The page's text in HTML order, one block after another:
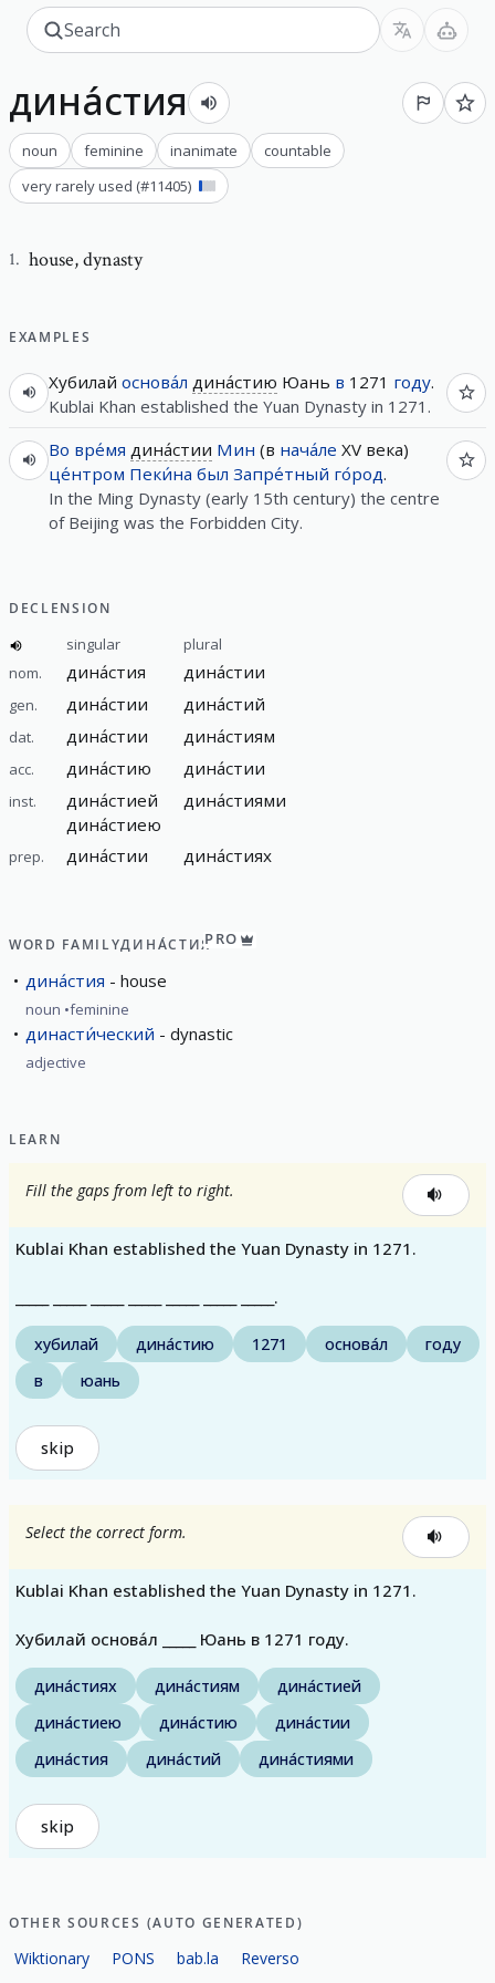
дина́стия
noun feminine inanimate
countable
very rarely used (#11405)
1. house,dynasty
EXAMPLES
Хубилай основа́л дина́стию Юань в 1271 году.
Kublai Khan established the Yuan Dynasty in 1271.
Во вре́мя дина́стии Мин (в нача́ле XV века)
це́нтром Пеки́на был Запре́тный го́род.
In the Ming Dynasty (early 15th century) the centre
of Beijing was the Forbidden City.
DECLENSION
singular
plural
nom.
дина́стия дина́стии
gen. дина́стии дина́стий
dat. дина́стии дина́стиям
acc. дина́стию дина́стии
inst.
дина́стией
дина́стиею
дина́стиями
prep. дина́стии дина́стиях
WORD FAMILYДИНА́СТИЯPRO
дина́стия house
noun feminine
династи́ческий dynastic
adjective
LEARN
Fill the gaps from left to right.
Kublai Khan established the Yuan Dynasty in 1271.
_____ _____ _____ _____ _____ _____ _____.
хубилай дина́стию 1271 основа́л
году
в
юань
skip
Select the correct form.
Kublai Khan established the Yuan Dynasty in 1271.
Хубилай основа́л _____ Юань в 1271 году.
дина́стиях дина́стиям
дина́стией
дина́стиею
дина́стию
дина́стии
дина́стия
дина́стий дина́стиями
skip
OTHER SOURCES (AUTO GENERATED)
Wiktionary PONS bab.la Reverso